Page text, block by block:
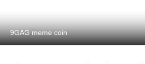
9GAG meme coin